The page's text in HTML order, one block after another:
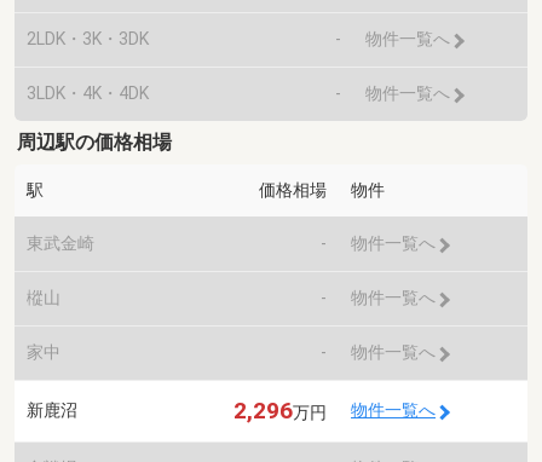
2LDK・3K・3DK - 物件一覧へ
3LDK・4K・4DK - 物件一覧へ
周辺駅の価格相場
駅 価格相場 物件
東武金崎 - 物件一覧へ
樅山 - 物件一覧へ
家中 - 物件一覧へ
新鹿沼 2,296万円 物件一覧へ